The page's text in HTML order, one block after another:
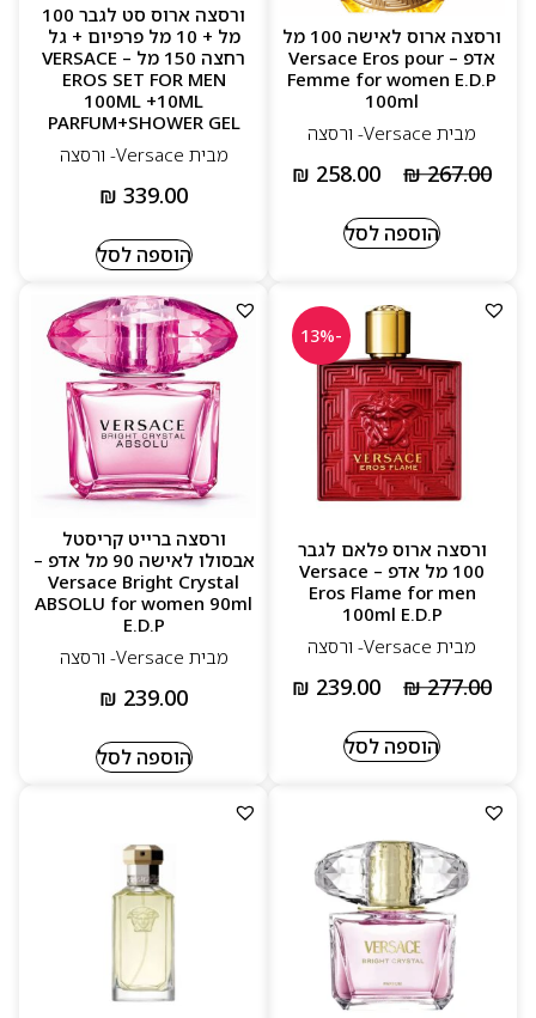
ורסצה ארוס לאישה 100 מל
אדפ – Versace Eros pour
Femme for women E.D.P
100ml
מבית Versace- ורסצה
₪267.00
₪ 258.00
הוספה לסל
ורסצה ארוס סט לגבר 100
מל + 10 מל פרפיום + גל
רחצה 150 מל – VERSACE
EROS SET FOR MEN
100ML +10ML
PARFUM+SHOWER GEL
מבית Versace- ורסצה
₪ 339.00
הוספה לסל
-13%
ורסצה ארוס פלאם לגבר
100 מל אדפ – Versace
Eros Flame for men
100ml E.D.P
מבית Versace- ורסצה
₪277.00
₪ 239.00
הוספה לסל
ורסצה ברייט קריסטל
אבסולו לאישה 90 מל אדפ –
Versace Bright Crystal
ABSOLU for women 90ml
E.D.P
מבית Versace- ורסצה
₪ 239.00
הוספה לסל